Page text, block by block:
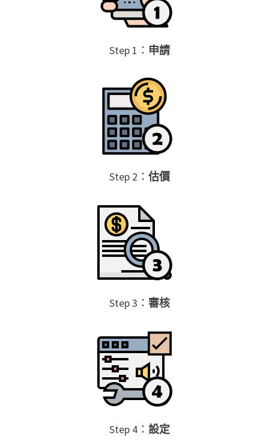
Step 1： 申請
Step 2：估價
Step 3：審核
Step 4：設定